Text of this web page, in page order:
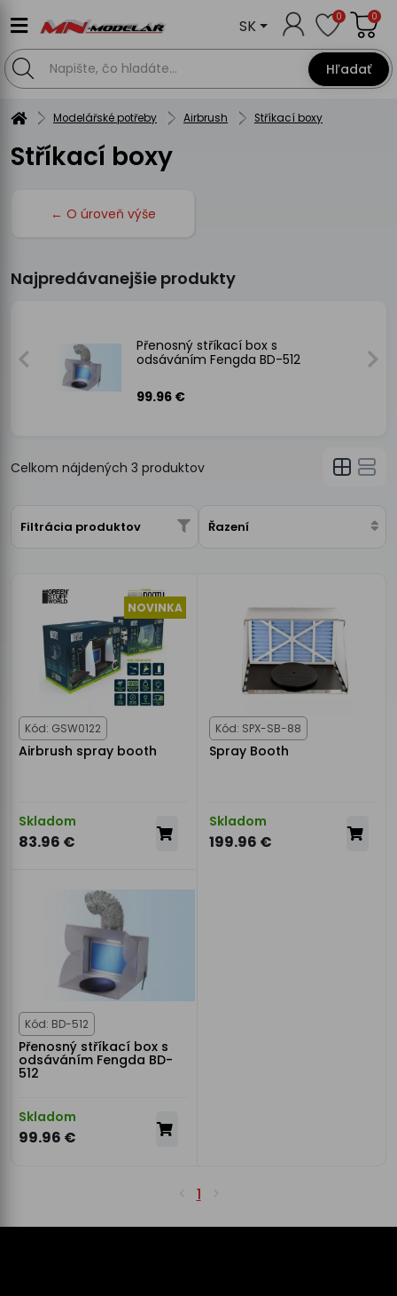
Hľadať
SK 0 0
Modelářské potřeby Airbrush Stříkací boxy
Stříkací boxy
← O úroveň výše
Najpredávanejšie produkty
Přenosný stříkací box s
odsáváním Fengda BD-512
99.96 €
Celkom nájdených 3 produktov
Filtrácia produktov Řazení
NOVINKA
Kód: GSW0122
Airbrush spray booth
Skladom
83.96 €
Kód: SPX-SB-88
Spray Booth
Skladom
199.96 €
Kód: BD-512
Přenosný stříkací box s
odsáváním Fengda BD-
512
Skladom
99.96 €
1